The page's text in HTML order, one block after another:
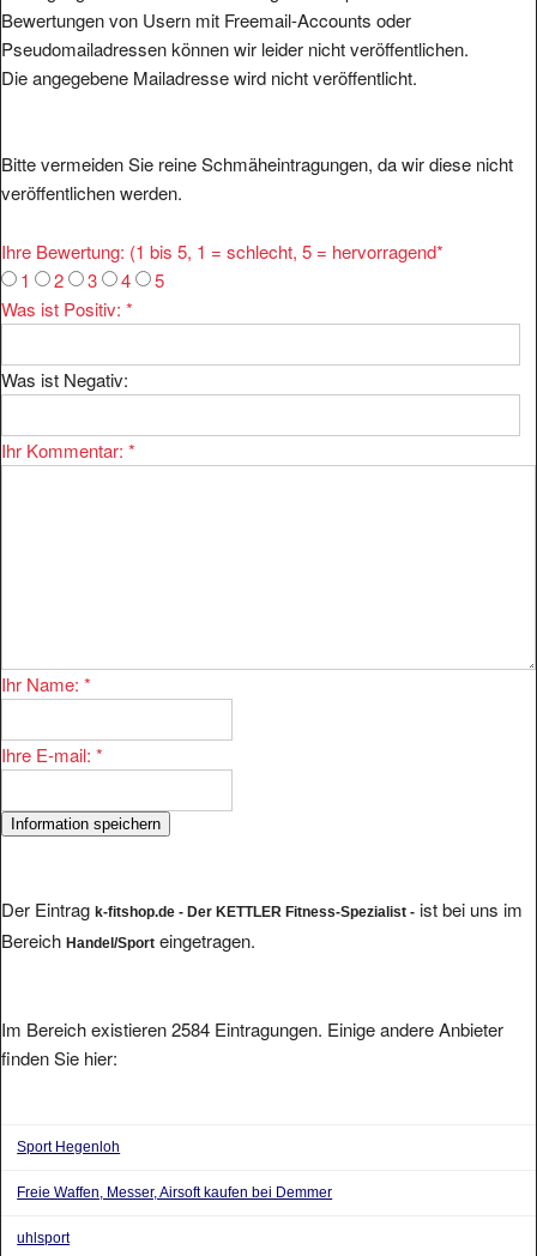
Bewertungen von Usern mit Freemail-Accounts oder
Pseudomailadressen können wir leider nicht veröffentlichen.
Die angegebene Mailadresse wird nicht veröffentlicht.
Bitte vermeiden Sie reine Schmäheintragungen, da wir diese nicht
veröffentlichen werden.
Ihre Bewertung: (1 bis 5, 1 = schlecht, 5 = hervorragend*
1
2 3 4
5
Was ist Positiv: *
Was ist Negativ:
Ihr Kommentar: *
Ihr Name: *
Ihre E-mail: *
Der Eintrag k-fitshop.de - Der KETTLER Fitness-Spezialist - ist bei uns im
Bereich Handel/Sport eingetragen.
Im Bereich existieren 2584 Eintragungen. Einige andere Anbieter
finden Sie hier:
Sport Hegenloh
Freie Waffen, Messer, Airsoft kaufen bei Demmer
uhlsport